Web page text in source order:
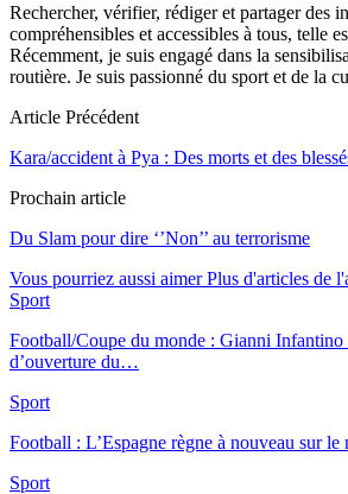
Rechercher, vérifier, rédiger et partager des
compréhensibles et accessibles à tous, telle
Récemment, je suis engagé dans la
routière. Je suis passionné du sport et de la
Article Précédent
Kara/accident à Pya : Des morts et des
Prochain article
Du Slam pour dire ‘’Non’’ au terrorisme
Vous pourriez aussi aimer Plus d'articles de
Sport
Football/Coupe du monde : Gianni Infantino
d’ouverture du…
Sport
Football : L’Espagne règne à nouveau sur le
Sport